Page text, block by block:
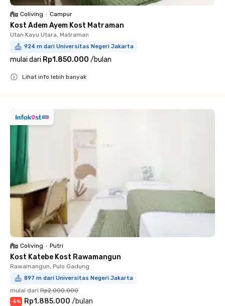
Coliving • Campur
Kost Adem Ayem Kost Matraman
Utan Kayu Utara, Matraman
924 m dari Universitas Negeri Jakarta
mulai dari Rp1.850.000 /bulan
Lihat info lebih banyak
Coliving • Putri
Kost Katebe Kost Rawamangun
Rawamangun, Pulo Gadung
897 m dari Universitas Negeri Jakarta
mulai dari Rp2.000.000
-5% Rp1.885.000 /bulan